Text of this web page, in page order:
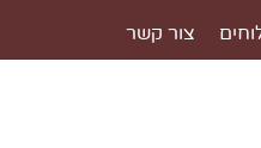
צור קשר